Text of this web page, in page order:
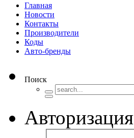
Главная
Новости
Контакты
Производители
Коды
Авто-бренды
Поиск
Авторизация